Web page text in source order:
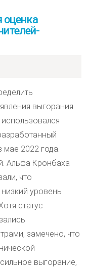
оценка
выгорания
мае 2022 года.
Альфа Кронбаха
что
уровень
статус
замечено, что
выгорание,